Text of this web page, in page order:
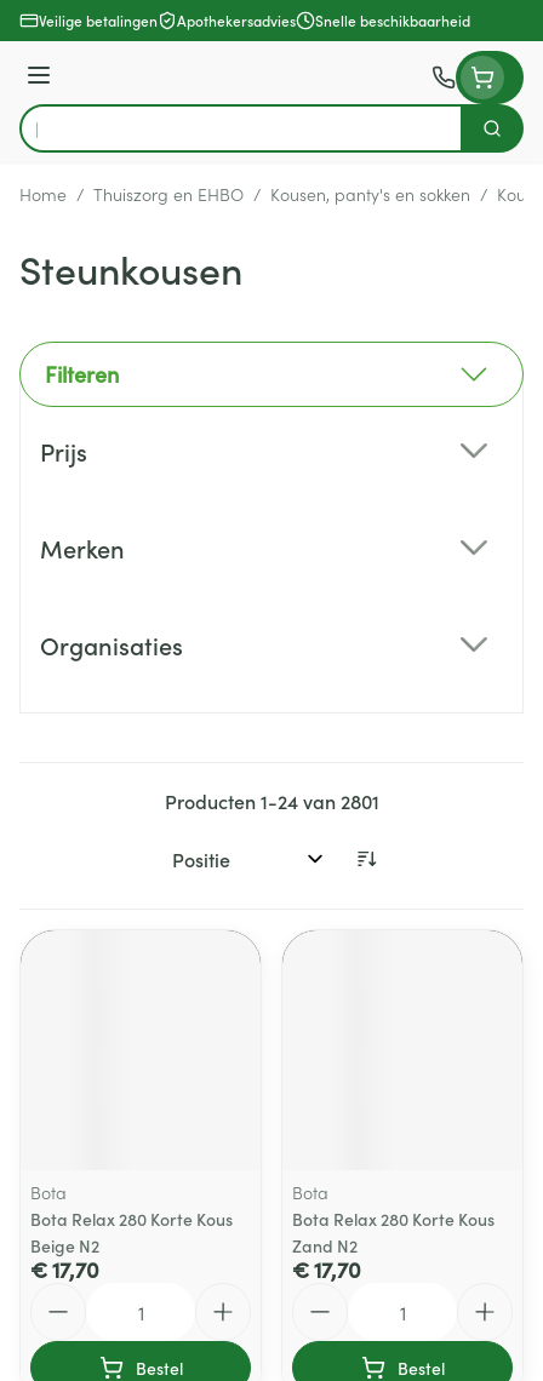
Ga naar de inhoud
Veilige betalingen Apothekersadvies Snelle beschikbaarheid
Menu
Product, merk, categorie...
Zoek
Home / Thuiszorg en EHBO / Kousen, panty's en sokken /
Steunkousen
Filteren
Prijs
Merken
Organisaties
Producten1-24van 2801
Sorteer op:
Bota
Bota Relax 280 Korte Kous
Beige N2
€ 17,70
Bestel
Bota
Bota Relax 280 Korte Kous
Zand N2
€ 17,70
Bestel